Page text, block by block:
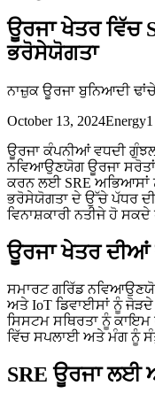
ਊਰਜਾ ਖੇਤਰ ਵਿੱਚ
ਭਰੋਸੇਯੋਗਤਾ
ਨਾਜ਼ੁਕ ਊਰਜਾ ਬੁਨਿਆਦੀ
October 13, 2024Energy1
ਊਰਜਾ ਕੰਪਨੀਆਂ ਵਧਦੀ
ਨਵਿਆਉਣਯੋਗ ਊਰਜਾ
ਕਰਨ ਲਈ SRE ਅਭਿਆਸਾਂ
ਭਰੋਸੇਯੋਗਤਾ ਦੇ ਉੱਚੇ ਪੱਧਰ ਦੀ
ਵਿਨਾਸ਼ਕਾਰੀ ਨਤੀਜੇ ਹੋ ਸਕਦੇ
ਊਰਜਾ ਖੇਤਰ
ਸਮਾਰਟ ਗਰਿੱਡ
ਅਤੇ IoT ਡਿਵਾਈਸਾਂ ਨੂੰ
ਸਿਸਟਮ ਸਥਿਰਤਾ ਨੂੰ
ਵਿੱਚ ਸਪਲਾਈ ਅਤੇ ਮੰਗ ਨੂੰ
SRE ਊਰਜਾ